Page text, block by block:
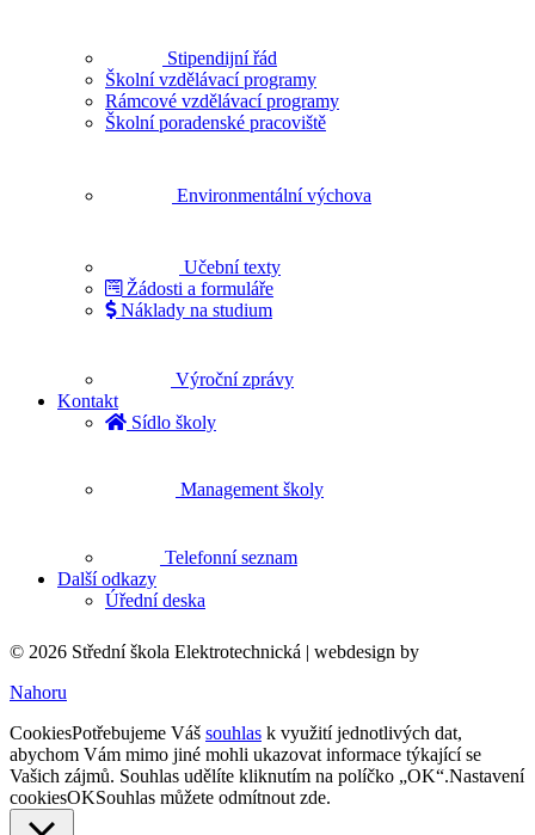
Stipendijní řád
Školní vzdělávací programy
Rámcové vzdělávací programy
Školní poradenské pracoviště
Environmentální výchova
Učební texty
Žádosti a formuláře
Náklady na studium
Výroční zprávy
Kontakt
Sídlo školy
Management školy
Telefonní seznam
Další odkazy
Úřední deska
© 2026 Střední škola Elektrotechnická | webdesign by
Nahoru
CookiesPotřebujeme Váš souhlas k využití jednotlivých dat,
abychom Vám mimo jiné mohli ukazovat informace týkající se
Vašich zájmů. Souhlas udělíte kliknutím na políčko „OK“.Nastavení
cookiesOKSouhlas můžete odmítnout zde.